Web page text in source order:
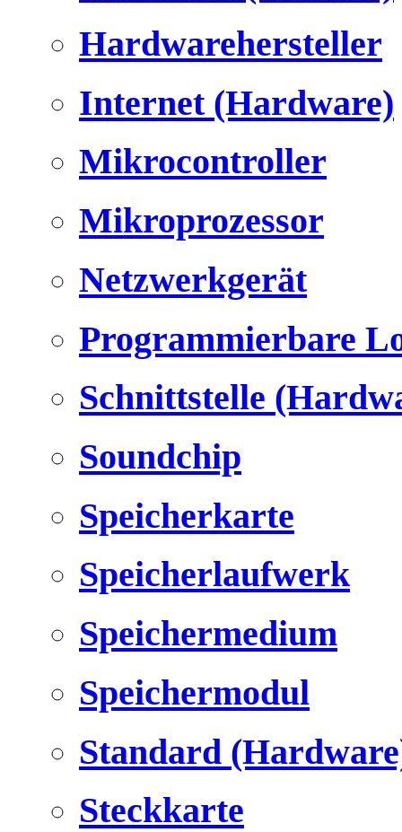
Hardwarehersteller
Internet (Hardware)
Mikrocontroller
Mikroprozessor
Netzwerkgerät
Programmierbare
Schnittstelle
Soundchip
Speicherkarte
Speicherlaufwerk
Speichermedium
Speichermodul
Standard
Steckkarte